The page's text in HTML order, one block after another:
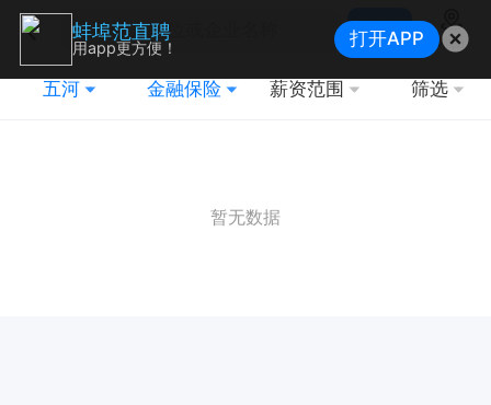
搜索
地图
五河 金融保险 薪资范围 筛选
暂无数据
蚌埠范直聘
用app更方便！ 打开APP